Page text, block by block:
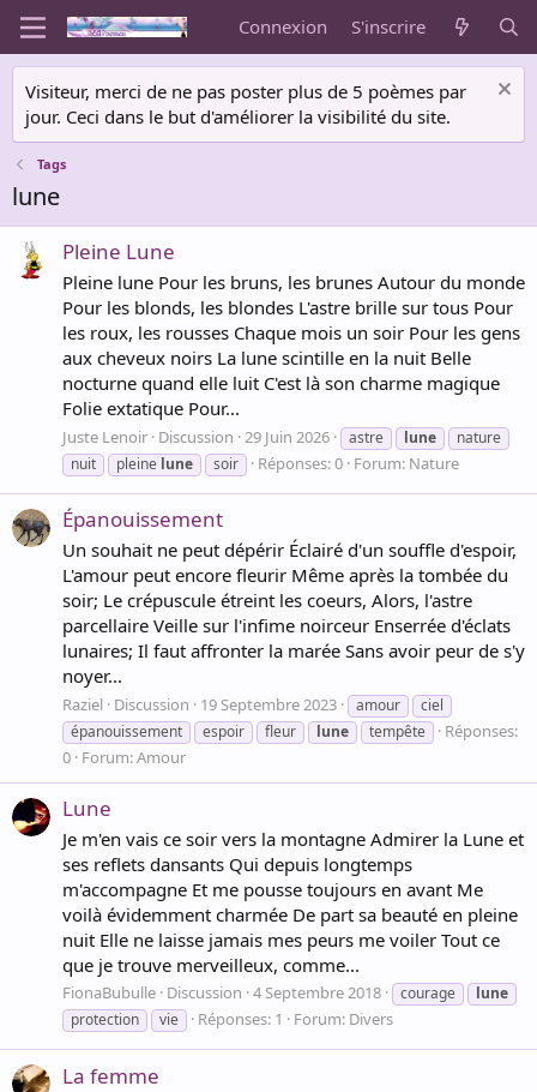
Connexion S'inscrire
Visiteur, merci de ne pas poster plus de 5 poèmes par
jour. Ceci dans le but d'améliorer la visibilité du site.
Tags
lune
Pleine Lune
Pleine lune Pour les bruns, les brunes Autour du monde
Pour les blonds, les blondes L'astre brille sur tous Pour
les roux, les rousses Chaque mois un soir Pour les gens
aux cheveux noirs La lune scintille en la nuit Belle
nocturne quand elle luit C'est là son charme magique
Folie extatique Pour...
Juste Lenoir Discussion 29 Juin 2026 astre lune
nature
nuit
pleine lune soir Réponses: 0 Forum: Nature
Épanouissement
Un souhait ne peut dépérir Éclairé d'un souffle d'espoir,
L'amour peut encore fleurir Même après la tombée du
soir; Le crépuscule étreint les coeurs, Alors, l'astre
parcellaire Veille sur l'infime noirceur Enserrée d'éclats
lunaires; Il faut affronter la marée Sans avoir peur de s'y
noyer...
Raziel Discussion 19 Septembre 2023 amour
ciel
épanouissement
espoir fleur lune tempête
Réponses:
0 Forum:Amour
Lune
Je m'en vais ce soir vers la montagne Admirer la Lune et
ses reflets dansants Qui depuis longtemps
m'accompagne Et me pousse toujours en avant Me
voilà évidemment charmée De part sa beauté en pleine
nuit Elle ne laisse jamais mes peurs me voiler Tout ce
que je trouve merveilleux, comme...
FionaBubulle Discussion 4 Septembre 2018 courage
lune
protection
vie Réponses: 1 Forum: Divers
La femme